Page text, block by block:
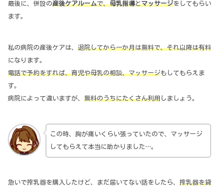
最後に、併設の産後ケアルームで、母乳指導とマッサージをしてもらい
ます。
私の病院の産後ケアは、 退院してから一か月は無料で、それ以降は有料
になります。
電話で予約をすれば、育児や母乳の相談、マッサージもしてもらえま
す。
病院によって違いますが、 無料のうちにたくさん利用 しましょう。
この時、胸が痛いくらい張っていたので、マッサージ
してもらえて本当に助かりました…。
急いで搾乳器を購入したけど、まだ届いてない話をしたら、 搾乳器を貸